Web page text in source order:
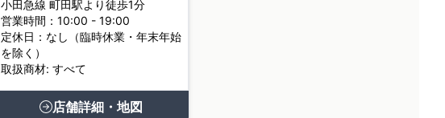
小田急線 町田駅より徒歩1分
営業時間：10:00 - 19:00
定休日：なし（臨時休業・年末年始
を除く）
取扱商材: すべて
店舗詳細・地図